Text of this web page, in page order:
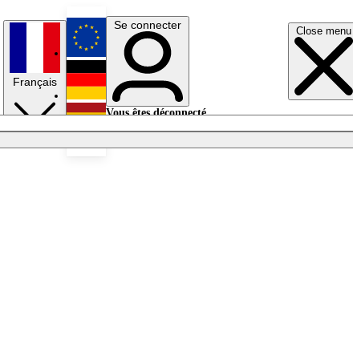
Close menu
Français
English
Deutsch
Se connecter
Vous êtes déconnecté.